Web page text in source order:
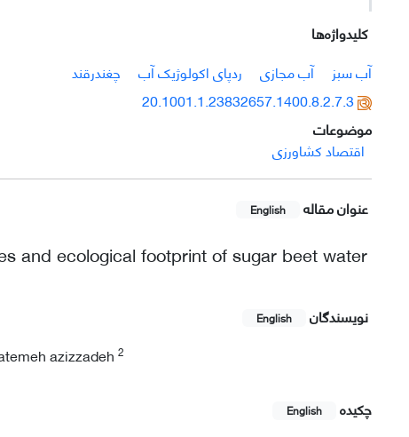
کلیدواژه‌ها
آب سبز
آب مجازی ردپای اکولوژیک آب
چغندر‌قند
20.1001.1.23832657.1400.8.2.7.3
موضوعات
اقتصاد کشاورزی
عنوان مقاله English
and ecological footprint of sugar beet water
نویسندگان English
azizzadeh 2
چکیده
English